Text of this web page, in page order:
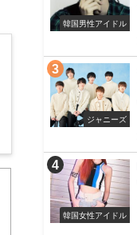
韓国男性アイドル
ジャニーズ
韓国女性アイドル